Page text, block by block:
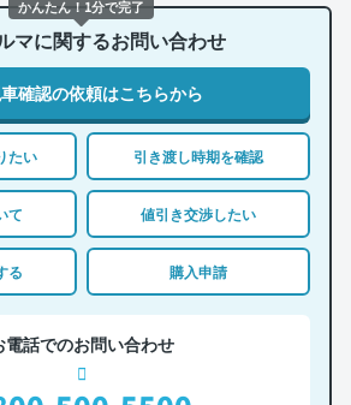
マに関するお問い合わせ
確認の依頼はこちらから
たい 引き渡し時期を確認
て 値引き交渉したい
る 購入申請
電話でのお問い合わせ
かんたん！1分で完了